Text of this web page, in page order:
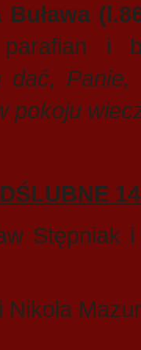
Buława
parafian i
pokoju
Nikola